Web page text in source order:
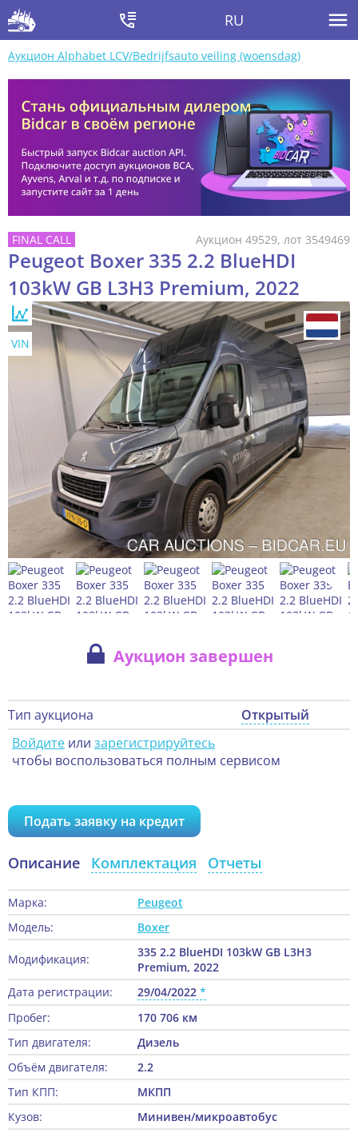
RU
Аукцион Alphabet LCV/Bedrijfsauto veiling (woensdag)
Аукцион 49529, лот 3549469
Peugeot Boxer 335 2.2 BlueHDI
103kW GB L3H3 Premium, 2022
VIN
Аукцион завершен
Тип аукциона
Открытый
Войдите или зарегистрируйтесь
чтобы воспользоваться полным сервисом
Подать заявку на кредит
Описание Комплектация Отчеты
Марка:
Peugeot
Модель:
Boxer
Модификация:
335 2.2 BlueHDI 103kW GB L3H3
Premium, 2022
Дата регистрации:
29/04/2022
Пробег:
170 706 км
Тип двигателя:
Дизель
Объём двигателя:
2.2
Тип КПП:
МКПП
Кузов:
Минивен/микроавтобус